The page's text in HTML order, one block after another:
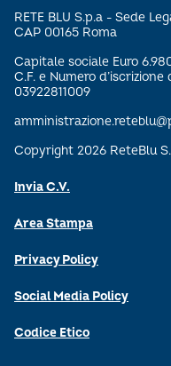
RETE BLU S.p.a - Sede
CAP 00165 Roma
Capitale sociale Euro
C.F. e Numero
03922811009
Copyright 2026 ReteBlu
Invia C.V.
Area Stampa
Privacy Policy
Social Media Policy
Codice Etico